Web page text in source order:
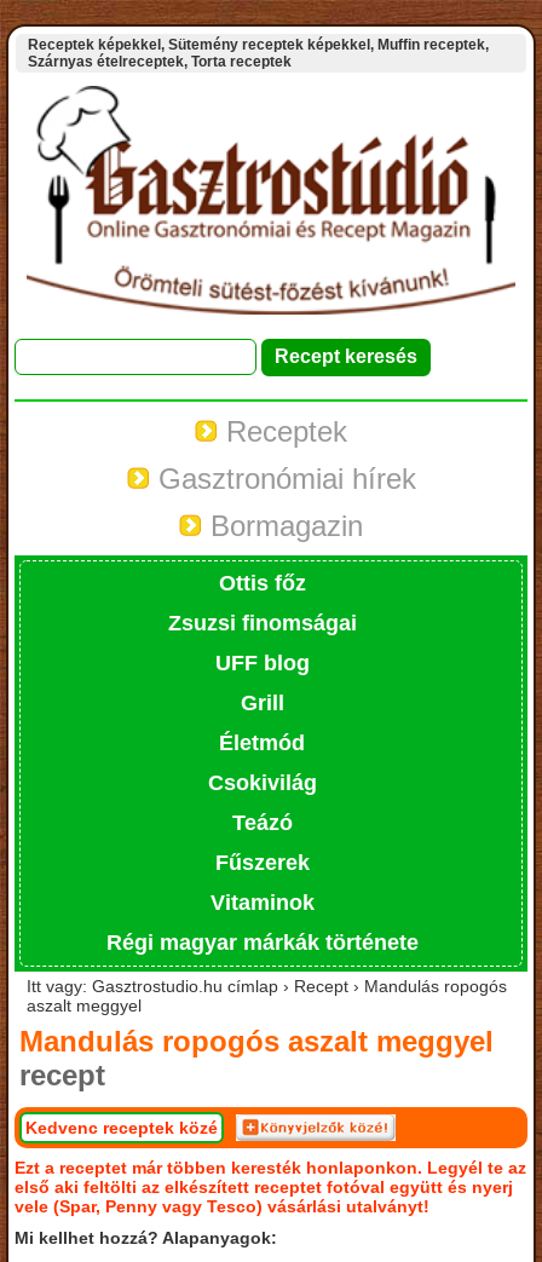
Receptek képekkel, Sütemény receptek képekkel, Muffin receptek,
Szárnyas ételreceptek, Torta receptek
Receptek
Gasztronómiai hírek
Bormagazin
Ottis főz
Zsuzsi finomságai
UFF blog
Grill
Életmód
Csokivilág
Teázó
Fűszerek
Vitaminok
Régi magyar márkák története
Itt vagy: Gasztrostudio.hu címlap › Recept › Mandulás ropogós
aszalt meggyel
Mandulás ropogós aszalt meggyel
recept
Kedvenc receptek közé
Ezt a receptet már többen keresték honlaponkon. Legyél te az
első aki feltölti az elkészített receptet fotóval együtt és nyerj
vele (Spar, Penny vagy Tesco) vásárlási utalványt!
Mi kellhet hozzá? Alapanyagok: